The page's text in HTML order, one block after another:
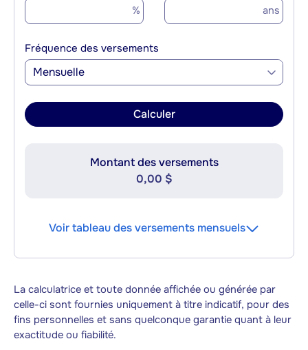
% ans
Fréquence des versements
Mensuelle
Calculer
Montant des versements
0,00 $
Voir tableau des versements mensuels
La calculatrice et toute donnée affichée ou générée par
celle-ci sont fournies uniquement à titre indicatif, pour des
fins personnelles et sans quelconque garantie quant à leur
exactitude ou fiabilité.